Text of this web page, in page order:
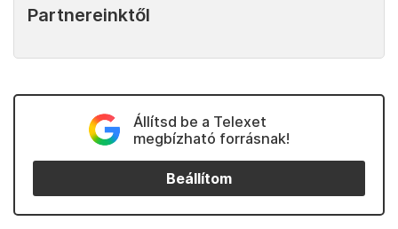
Partnereinktől
Állítsd be a Telexet
megbízható forrásnak!
Beállítom